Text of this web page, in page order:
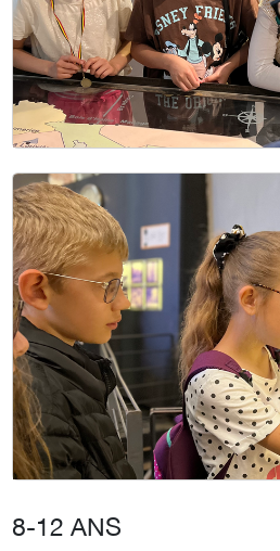
8-12 ANS